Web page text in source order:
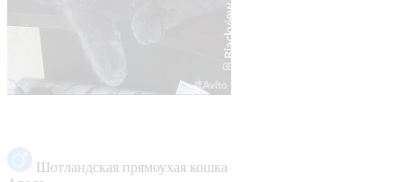
Шотландская прямоухая кошка